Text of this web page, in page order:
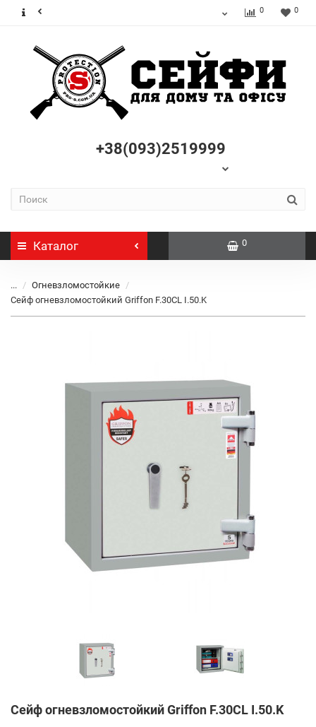
0 0
+38(093)2519999
Каталог 0
...
Огневзломостойкие
Сейф огневзломостойкий Griffon F.30CL I.50.K
Сейф огневзломостойкий Griffon F.30CL I.50.K